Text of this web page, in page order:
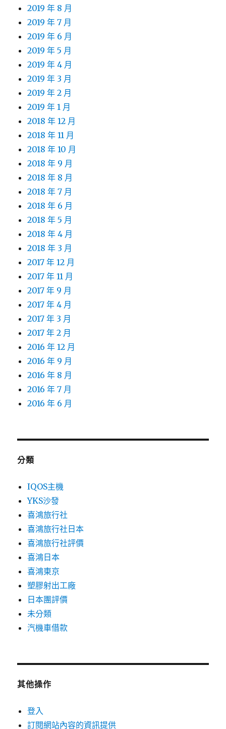
2019 年 8 月
2019 年 7 月
2019 年 6 月
2019 年 5 月
2019 年 4 月
2019 年 3 月
2019 年 2 月
2019 年 1 月
2018 年 12 月
2018 年 11 月
2018 年 10 月
2018 年 9 月
2018 年 8 月
2018 年 7 月
2018 年 6 月
2018 年 5 月
2018 年 4 月
2018 年 3 月
2017 年 12 月
2017 年 11 月
2017 年 9 月
2017 年 4 月
2017 年 3 月
2017 年 2 月
2016 年 12 月
2016 年 9 月
2016 年 8 月
2016 年 7 月
2016 年 6 月
分類
IQOS主機
YKS沙發
喜鴻旅行社
喜鴻旅行社日本
喜鴻旅行社評價
喜鴻日本
喜鴻東京
塑膠射出工廠
日本團評價
未分類
汽機車借款
其他操作
登入
訂閱網站內容的資訊提供